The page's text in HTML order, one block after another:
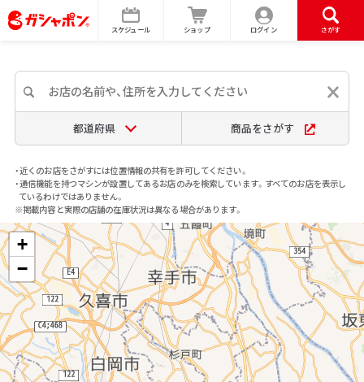
スケジュール ショップ ログイン さがす
都道府県 商品をさがす
・近くのお店をさがすには位置情報の共有を許可してください。
・通信機能を持つマシンが設置してあるお店のみを検索しています。すべてのお店を表示し
ているわけではありません。
※掲載内容と実際の店舗の在庫状況は異なる場合があります。
+
−